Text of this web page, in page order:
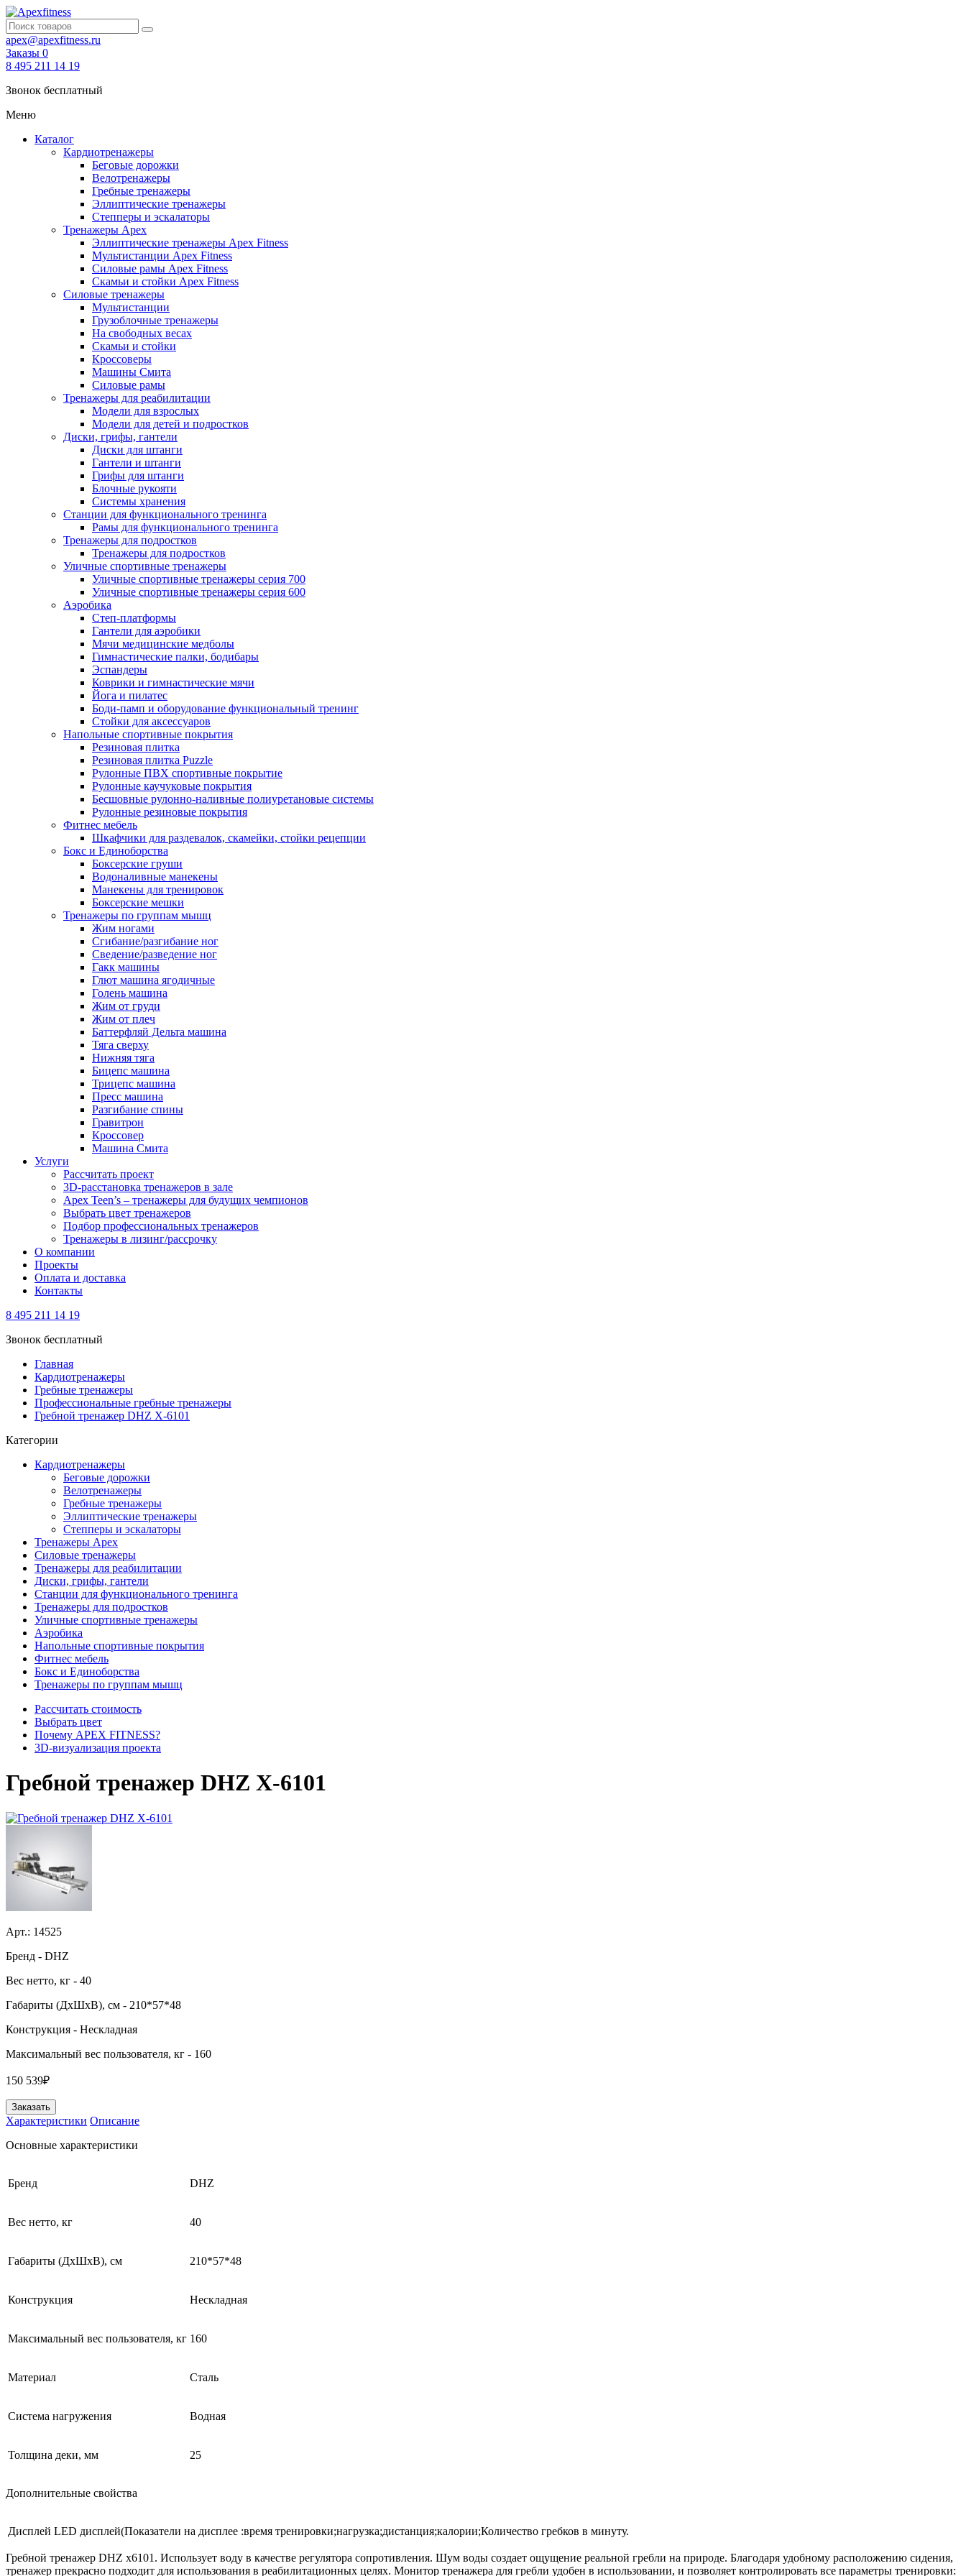
apex@apexfitness.ru
Заказы 0
8 495 211 14 19
Звонок бесплатный
Меню
Каталог
Кардиотренажеры
Беговые дорожки
Велотренажеры
Гребные тренажеры
Эллиптические тренажеры
Степперы и эскалаторы
Тренажеры Apex
Эллиптические тренажеры Apex Fitness
Мультистанции Apex Fitness
Силовые рамы Apex Fitness
Скамьи и стойки Apex Fitness
Силовые тренажеры
Мультистанции
Грузоблочные тренажеры
На свободных весах
Скамьи и стойки
Кроссоверы
Машины Смита
Силовые рамы
Тренажеры для реабилитации
Модели для взрослых
Модели для детей и подростков
Диски, грифы, гантели
Диски для штанги
Гантели и штанги
Грифы для штанги
Блочные рукояти
Системы хранения
Станции для функционального тренинга
Рамы для функционального тренинга
Тренажеры для подростков
Тренажеры для подростков
Уличные спортивные тренажеры
Уличные спортивные тренажеры серия 700
Уличные спортивные тренажеры серия 600
Аэробика
Степ-платформы
Гантели для аэробики
Мячи медицинские медболы
Гимнастические палки, бодибары
Эспандеры
Коврики и гимнастические мячи
Йога и пилатес
Боди-памп и оборудование функциональный тренинг
Стойки для аксессуаров
Напольные спортивные покрытия
Резиновая плитка
Резиновая плитка Puzzle
Рулонные ПВХ спортивные покрытие
Рулонные каучуковые покрытия
Бесшовные рулонно-наливные полиуретановые системы
Рулонные резиновые покрытия
Фитнес мебель
Шкафчики для раздевалок, скамейки, стойки рецепции
Бокс и Единоборства
Боксерские груши
Водоналивные манекены
Манекены для тренировок
Боксерские мешки
Тренажеры по группам мышц
Жим ногами
Сгибание/разгибание ног
Сведение/разведение ног
Гакк машины
Глют машина ягодичные
Голень машина
Жим от груди
Жим от плеч
Баттерфляй Дельта машина
Тяга сверху
Нижняя тяга
Бицепс машина
Трицепс машина
Пресс машина
Разгибание спины
Гравитрон
Кроссовер
Машина Смита
Услуги
Рассчитать проект
3D-расстановка тренажеров в зале
Apex Teen’s – тренажеры для будущих чемпионов
Выбрать цвет тренажеров
Подбор профессиональных тренажеров
Тренажеры в лизинг/рассрочку
О компании
Проекты
Оплата и доставка
Контакты
8 495 211 14 19
Звонок бесплатный
Главная
Кардиотренажеры
Гребные тренажеры
Профессиональные гребные тренажеры
Гребной тренажер DHZ X-6101
Категории
Кардиотренажеры
Беговые дорожки
Велотренажеры
Гребные тренажеры
Эллиптические тренажеры
Степперы и эскалаторы
Тренажеры Apex
Силовые тренажеры
Тренажеры для реабилитации
Диски, грифы, гантели
Станции для функционального тренинга
Тренажеры для подростков
Уличные спортивные тренажеры
Аэробика
Напольные спортивные покрытия
Фитнес мебель
Бокс и Единоборства
Тренажеры по группам мышц
Рассчитать стоимость
Выбрать цвет
Почему APEX FITNESS?
3D-визуализация проекта
Гребной тренажер DHZ X-6101
Арт.: 14525
Бренд - DHZ
Вес нетто, кг - 40
Габариты (ДхШхВ), см - 210*57*48
Конструкция - Нескладная
Максимальный вес пользователя, кг - 160
150 539₽
Заказать
Характеристики Описание
Основные характеристики
Бренд DHZ
Вес нетто, кг 40
Габариты (ДхШхВ), см 210*57*48
Конструкция Нескладная
Максимальный вес пользователя, кг 160
Материал Сталь
Система нагружения Водная
Толщина деки, мм 25
Дополнительные свойства
Дисплей LED дисплей(Показатели на дисплее :время тренировки;нагрузка;дистанция;калории;Количество гребков в минуту.
Гребной тренажер DHZ х6101. Использует воду в качестве регулятора сопротивления. Шум воды создает ощущение реальной гребли на природе. Благодаря удобному расположению сидения,
тренажер прекрасно подходит для использования в реабилитационных целях. Монитор тренажера для гребли удобен в использовании, и позволяет контролировать все параметры тренировки: